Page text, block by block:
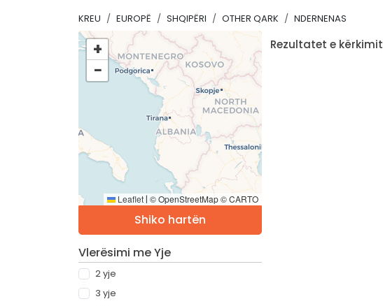
KREU EUROPË SHQIPËRI OTHER QARK NDERNENAS
+
−
Leaflet | © OpenStreetMap © CARTO
Shiko hartën
Vlerësimi me Yje
2 yje
3 yje
Rezultatet e kërkimit